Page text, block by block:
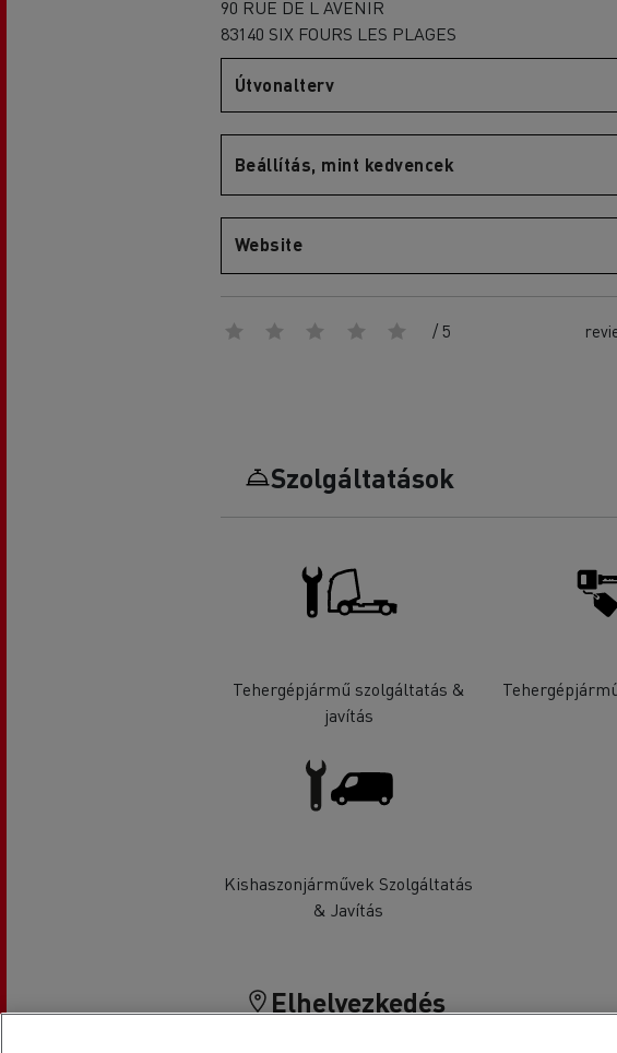
T
T
90 RUE DE L AVENIR
83140 SIX FOURS LES PLAGES
Útvonalterv
Beállítás, mint kedvencek
Website
/ 5
Szolgáltatások
Tehergépjármű szolgáltatás &
javítás
Kishaszonjárművek Szolgáltatás
& Javítás
Elhelyezkedés